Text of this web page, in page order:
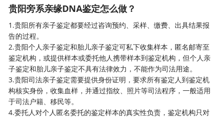
贵阳旁系亲缘DNA鉴定怎么做？
1.贵阳所有亲子鉴定都要经过咨询预约、采样、缴费、出具结果报
告的过程。
2.贵阳个人亲子鉴定和胎儿亲子鉴定可私下收集样本，匿名邮寄至
鉴定机构，或提供样本或委托他人携带样本到鉴定机构，但个人亲
子鉴定和胎儿亲子鉴定不具有法律效力，不能作为司法用途。
3.贵阳司法亲子鉴定需要提供身份证明，要求所有鉴定人到鉴定机
构核实身份，收集血样，并通过指纹、照片等司法程序，一般适用
于司法户籍、移民等。
4.委托人对个人匿名委托的鉴定样本的真实性负责，鉴定机构只对